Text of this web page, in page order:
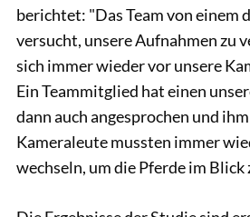
berichtet: "Das Team von einem
versucht, unsere Aufnahmen zu
sich immer wieder vor unsere
Ein Teammitglied hat einen
dann auch angesprochen und
Kameraleute mussten immer
wechseln, um die Pferde im Blick